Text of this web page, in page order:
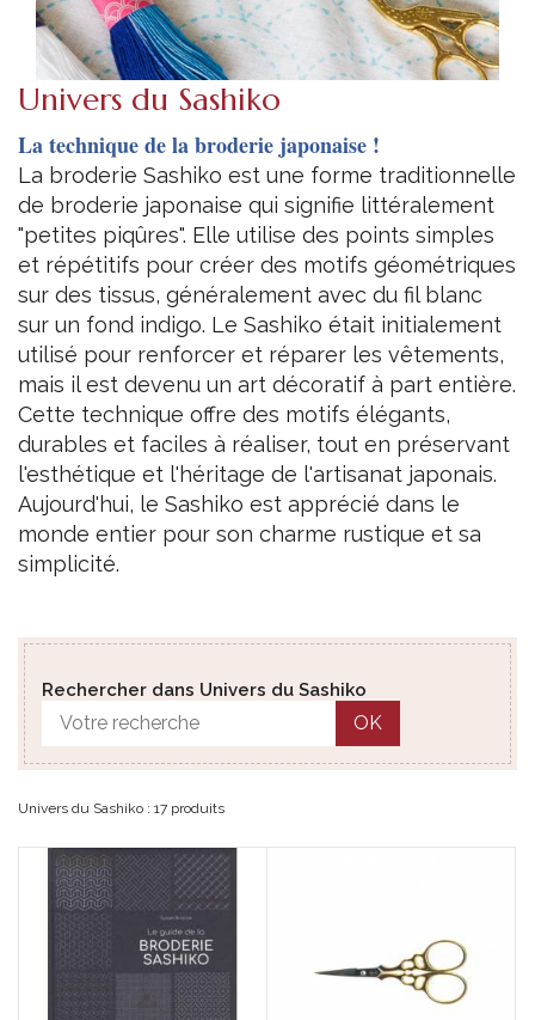
Univers du Sashiko
La technique de la broderie japonaise !
La broderie Sashiko est une forme traditionnelle
de broderie japonaise qui signifie littéralement
"petites piqûres". Elle utilise des points simples
et répétitifs pour créer des motifs géométriques
sur des tissus, généralement avec du fil blanc
sur un fond indigo. Le Sashiko était initialement
utilisé pour renforcer et réparer les vêtements,
mais il est devenu un art décoratif à part entière.
Cette technique offre des motifs élégants,
durables et faciles à réaliser, tout en préservant
l'esthétique et l'héritage de l'artisanat japonais.
Aujourd'hui, le Sashiko est apprécié dans le
monde entier pour son charme rustique et sa
simplicité.
Rechercher dans Univers du Sashiko
OK
Univers du Sashiko : 17 produits